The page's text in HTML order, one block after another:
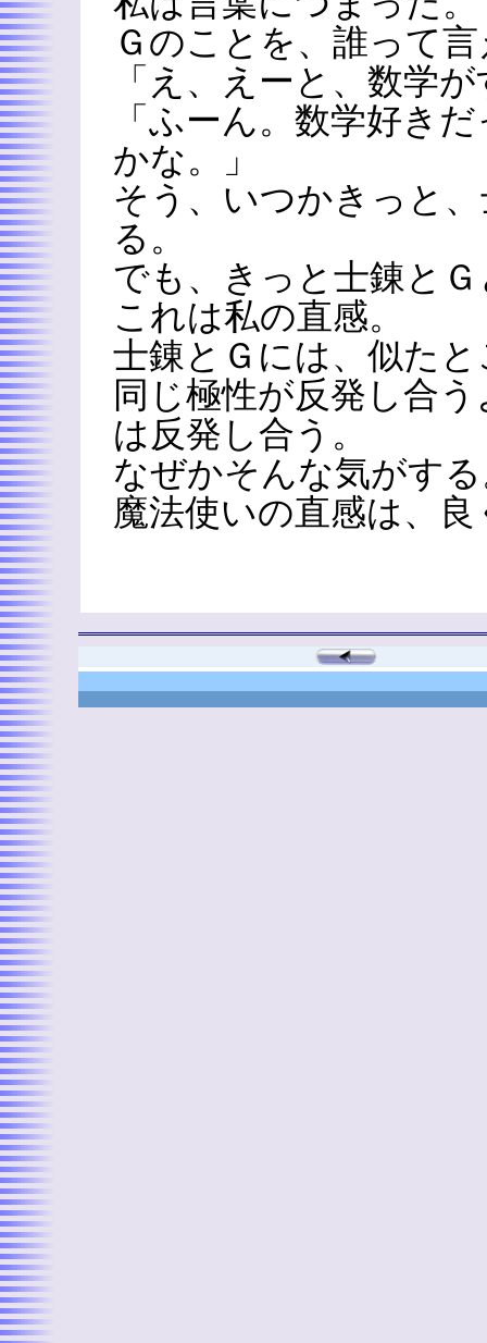
Ｇのことを、誰って
「え、えーと、数学
「ふーん。数学好き
かな。」
そう、いつかきっと
る。
でも、きっと士錬と
これは私の直感。
士錬とＧには、似た
同じ極性が反発し合
は反発し合う。
なぜかそんな気がす
魔法使いの直感は、